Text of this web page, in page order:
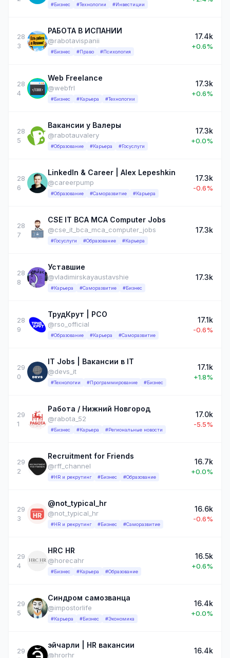
#Бизнес #Технологии #Инвестиции
28
3
РАБОТА В ИСПАНИИ
@rabotavispanii
#Бизнес #Право #Психология
17.4k
+0.6%
28
4
Web Freelance
@webfrl
#Бизнес #Карьера #Технологии
17.3k
+0.6%
28
5
Вакансии у Валеры
@rabotauvalery
#Образование #Карьера #Госуслуги
17.3k
+0.0%
28
6
LinkedIn & Career | Alex Lepeshkin
@careerpump
#Образование #Саморазвитие #Карьера
17.3k
-0.6%
28
7
CSE IT BCA MCA Computer Jobs
@cse_it_bca_mca_computer_jobs
#Госуслуги #Образование #Карьера
17.3k
28
8
Уставшие
@vladimirskayaustavshie
#Карьера #Саморазвитие #Бизнес
17.3k
28
9
ТрудКрут | РСО
@rso_official
#Образование #Карьера #Саморазвитие
17.1k
-0.6%
29
0
IT Jobs | Вакансии в IT
@devs_it
#Технологии #Программирование #Бизнес
17.1k
+1.8%
29
1
Работа / Нижний Новгород
@rabota_52
#Бизнес #Карьера #Региональные новости
17.0k
-5.5%
29
2
Recruitment for Friends
@rff_channel
#HR и рекрутинг #Бизнес #Образование
16.7k
+0.0%
29
3
@not_typical_hr
@not_typical_hr
#HR и рекрутинг #Бизнес #Саморазвитие
16.6k
-0.6%
29
4
HRC HR
@horecahr
#Бизнес #Карьера #Образование
16.5k
+0.6%
29
5
Синдром самозванца
@impostorlife
#Карьера #Бизнес #Экономика
16.4k
+0.0%
29
эйчарли | HR вакансии
@hrorhr
16.4k